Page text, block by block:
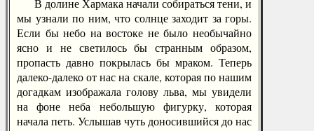
В долине Хармака начали собираться тени, и
мы узнали по ним, что солнце заходит за горы.
Если бы небо на востоке не было необычайно
ясно и не светилось бы странным образом,
пропасть давно покрылась бы мраком. Теперь
далеко-далеко от нас на скале, которая по нашим
догадкам изображала голову льва, мы увидели
на фоне неба небольшую фигурку, которая
начала петь. Услышав чуть доносившийся до нас